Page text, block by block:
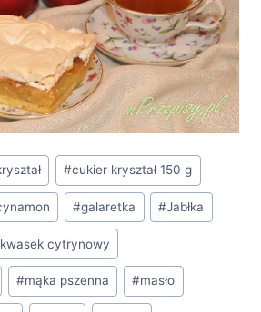
#cukier kryształ 150 g
#galaretka #Jabłka
kwasek cytrynowy
#mąka pszenna #masło